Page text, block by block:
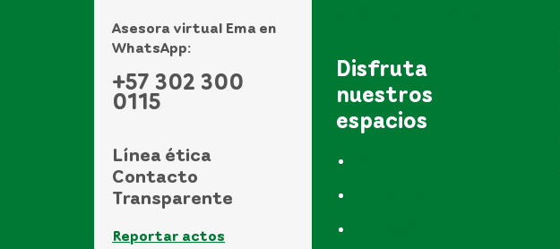
Asesora virtual Ema en
WhatsApp:
+57 302 300
0115
Línea ética
Contacto
Transparente
Reportar actos
Disfruta
nuestros
espacios